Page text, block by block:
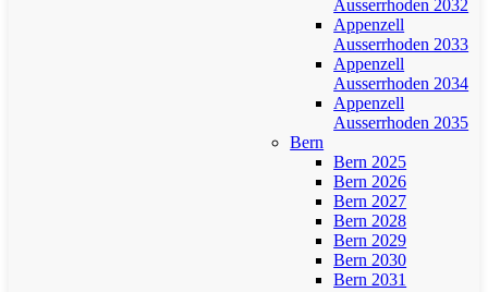
Ausserrhoden 2032
Appenzell
Ausserrhoden 2033
Appenzell
Ausserrhoden 2034
Appenzell
Ausserrhoden 2035
Bern
Bern 2025
Bern 2026
Bern 2027
Bern 2028
Bern 2029
Bern 2030
Bern 2031